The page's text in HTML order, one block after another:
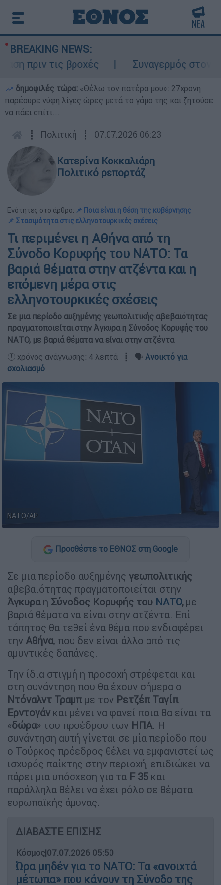
BREAKING NEWS:
τις βροχές
Συναγερμός στον
δημοφιλές τώρα: «Θέλω τον πατέρα μου»: 27χρονη
παρέσυρε νύφη λίγες ώρες μετά το γάμο της και ζητούσε
να πάει σπίτι...
┋ Πολιτική ┋ 07.07.2026 06:23
Κατερίνα Κοκκαλιάρη
Πολιτικό ρεπορτάζ
Ενότητες στο άρθρο: 📌 Ποια είναι η θέση της κυβέρνησης
📌 Στασιμότητα στις ελληνοτουρκικές σχέσεις
Τι περιμένει η Αθήνα από τη
Σύνοδο Κορυφής του ΝΑΤΟ: Τα
βαριά θέματα στην ατζέντα και η
επόμενη μέρα στις
ελληνοτουρκικές σχέσεις
Σε μια περίοδο αυξημένης γεωπολιτικής αβεβαιότητας
πραγματοποιείται στην Άγκυρα η Σύνοδος Κορυφής του
ΝΑΤΟ, με βαριά θέματα να είναι στην ατζέντα
🕛 χρόνος ανάγνωσης: 4 λεπτά ┋ 🗣️ Ανοικτό για
σχολιασμό
ΝΑΤΟ/AP
Προσθέστε το ΕΘΝΟΣ στη Google
Σε μια περίοδο αυξημένης γεωπολιτικής
αβεβαιότητας πραγματοποιείται στην
Άγκυραη Σύνοδος Κορυφής του ΝΑΤΟ, με
βαριά θέματα να είναι στην ατζέντα. Επί
τάπητος θα τεθεί ένα θέμα που ενδιαφέρει
την Αθήνα, που δεν είναι άλλο από τις
αμυντικές δαπάνες.
Την ίδια στιγμή η προσοχή στρέφεται και
στη συνάντηση που θα έχουν σήμερα ο
Ντόναλντ Τραμπμε τον Ρετζέπ Ταγίπ
Ερντογάν και μένει να φανεί ποια θα είναι τα
«δώρα» του προέδρου των ΗΠΑ. Η
συνάντηση αυτή γίνεται σε μία περίοδο που
ο Τούρκος πρόεδρος θέλει να εμφανιστεί ως
ισχυρός παίκτης στην περιοχή, επιδιώκει να
πάρει μια υπόσχεση για τα F 35 και
παράλληλα θέλει να έχει ρόλο σε θέματα
ευρωπαϊκής άμυνας.
ΔΙΑΒΑΣΤΕ ΕΠΙΣΗΣ
Κόσμος|07.07.2026 05:50
Ώρα μηδέν για το ΝΑΤΟ: Τα «ανοιχτά
μέτωπα» που κάνουν τη Σύνοδο της